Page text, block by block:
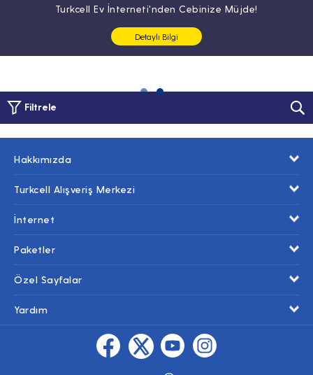
Turkcell Ev İnterneti'nden Cebinize Müjde!
Detaylı Bilgi
Filtrele
Hakkımızda
Turkcell Alışveriş Merkezi
İnternet
Paketler
Özel Sayfalar
Yardım